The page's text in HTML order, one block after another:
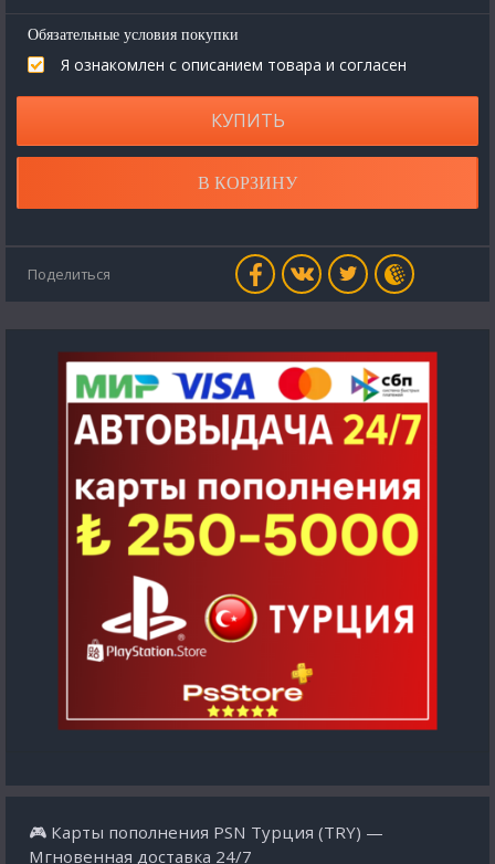
Обязательные условия покупки
Я ознакомлен с описанием товара и согласен
КУПИТЬ
В КОРЗИНУ
Поделиться
🎮 Карты пополнения PSN Турция (TRY) —
Мгновенная доставка 24/7